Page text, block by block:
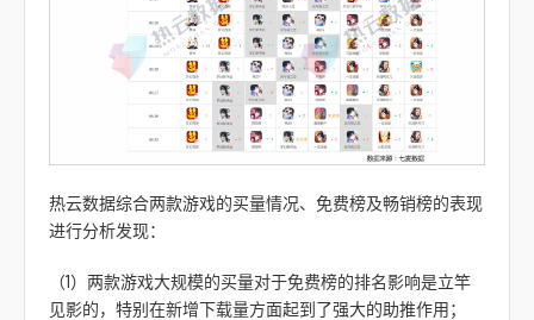
热云数据综合两款游戏的买量情况、免费榜及畅销榜的表现
进行分析发现：
（1）两款游戏大规模的买量对于免费榜的排名影响是立竿
见影的，特别在新增下载量方面起到了强大的助推作用；